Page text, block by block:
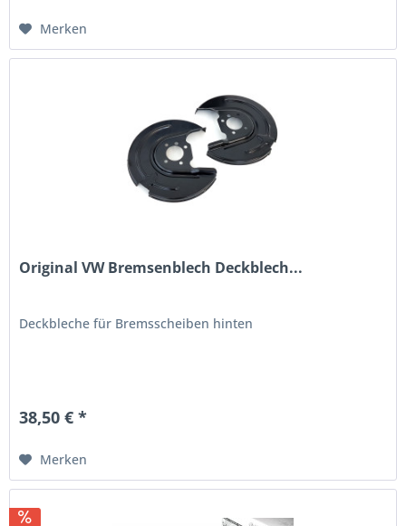
Merken
Original VW Bremsenblech Deckblech...
Deckbleche für Bremsscheiben hinten
38,50 € *
Merken